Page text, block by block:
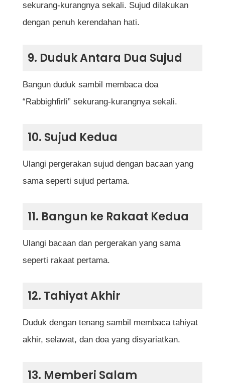
sekurang-kurangnya sekali. Sujud dilakukan
dengan penuh kerendahan hati.
9. Duduk Antara Dua Sujud
Bangun duduk sambil membaca doa
“Rabbighfirli” sekurang-kurangnya sekali.
10. Sujud Kedua
Ulangi pergerakan sujud dengan bacaan yang
sama seperti sujud pertama.
11. Bangun ke Rakaat Kedua
Ulangi bacaan dan pergerakan yang sama
seperti rakaat pertama.
12. Tahiyat Akhir
Duduk dengan tenang sambil membaca tahiyat
akhir, selawat, dan doa yang disyariatkan.
13. Memberi Salam